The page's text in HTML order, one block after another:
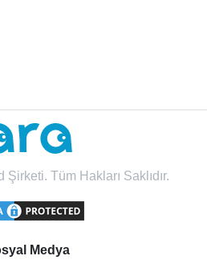
Tüm Hakları Saklıdır.
Medya